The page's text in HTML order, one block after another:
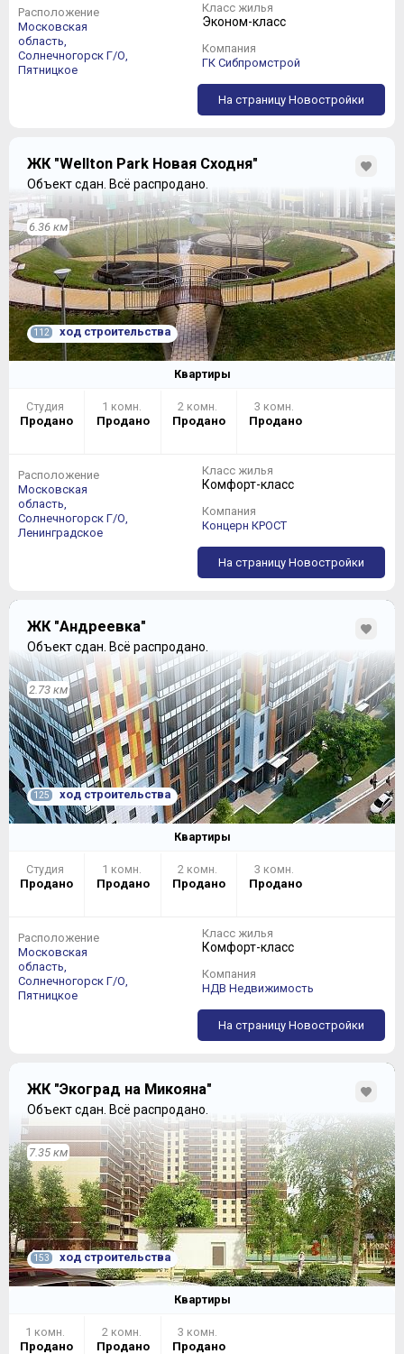
Расположение
Московская
область,
Солнечногорск Г/О,
Пятницкое
Класс жилья
Эконом-класс
Компания
ГК Сибпромстрой
На страницу Новостройки
ЖК "Wellton Park Новая Сходня"
Объект сдан. Всё распродано.
6.36 км
112 ход строительства
Квартиры
Студия
Продано
1 комн.
Продано
2 комн.
Продано
3 комн.
Продано
Расположение
Московская
область,
Солнечногорск Г/О,
Ленинградское
Класс жилья
Комфорт-класс
Компания
Концерн КРОСТ
На страницу Новостройки
ЖК "Андреевка"
Объект сдан. Всё распродано.
2.73 км
125 ход строительства
Квартиры
Студия
Продано
1 комн.
Продано
2 комн.
Продано
3 комн.
Продано
Расположение
Московская
область,
Солнечногорск Г/О,
Пятницкое
Класс жилья
Комфорт-класс
Компания
НДВ Недвижимость
На страницу Новостройки
ЖК "Экоград на Микояна"
Объект сдан. Всё распродано.
7.35 км
153 ход строительства
Квартиры
1 комн.
Продано
2 комн.
Продано
3 комн.
Продано